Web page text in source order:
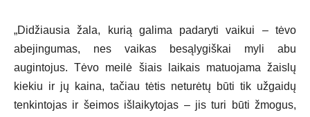
„Didžiausia žala, kurią galima padaryti vaikui – tėvo
abejingumas, nes vaikas besąlygiškai myli abu
augintojus. Tėvo meilė šiais laikais matuojama žaislų
kiekiu ir jų kaina, tačiau tėtis neturėtų būti tik užgaidų
tenkintojas ir šeimos išlaikytojas – jis turi būti žmogus,